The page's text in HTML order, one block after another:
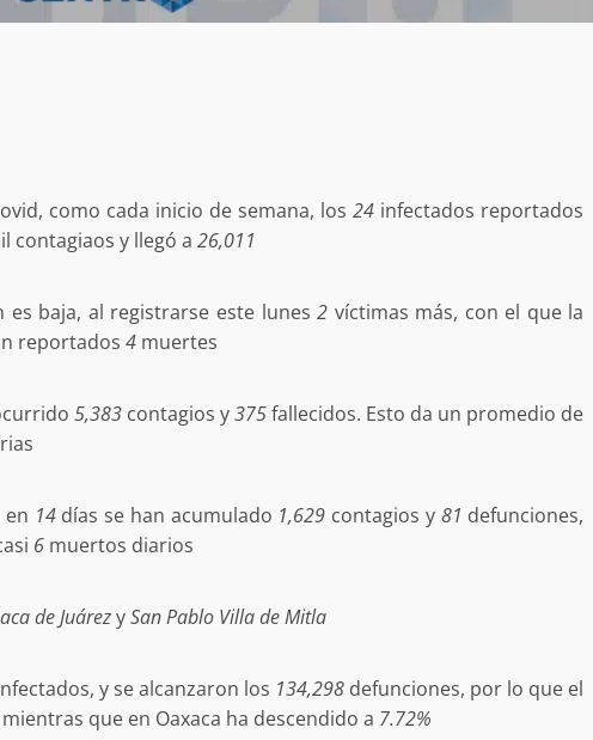
como cada inicio de semana, los24 infectados reportados
contagiaos y llegó a 26,011
es baja, al registrarse este lunes2 víctimas más, con el que la
reportados 4 muertes
5,383 contagios y375fallecidos. Esto da un promedio de
en 14días se han acumulado 1,629 contagios y 81 defunciones,
6 muertos diarios
de JuárezySan Pablo Villa de Mitla
y se alcanzaron los 134,298defunciones, por lo que el
mientras que en Oaxaca ha descendido a 7.72%
MORALES
AL ISSSTE EN
CONCUBINATO
San Pedro
¡Histórico! Bukele elimina el presupuesto a
los partidos políticos.